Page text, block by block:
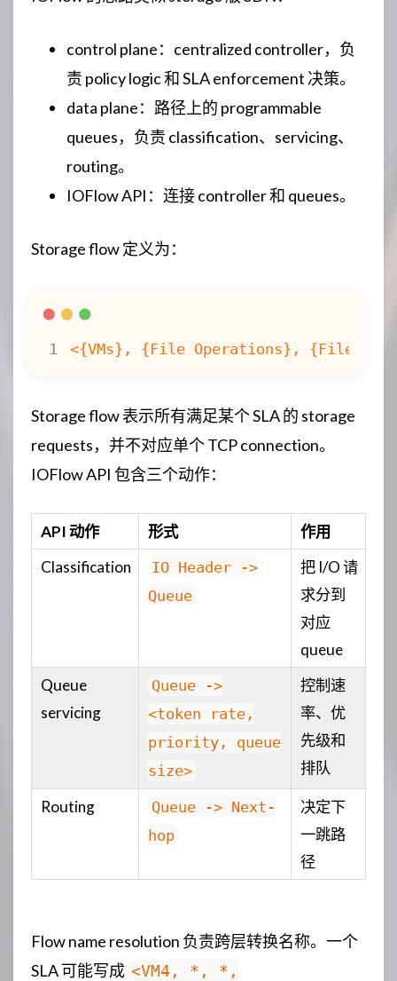
control plane：centralized controller，负
责 policy logic 和 SLA enforcement 决策。
data plane：路径上的 programmable
queues，负责 classification、servicing、
routing。
IOFlow API：连接 controller 和 queues。
Storage flow 定义为：
Storage flow 表示所有满足某个 SLA 的 storage
requests，并不对应单个 TCP connection。
IOFlow API 包含三个动作：
API 动作 形式
作用
Classification
IO Header ->
Queue
把 I/O 请
求分到
对应
queue
Queue
servicing
Queue ->
<token rate,
priority, queue
size>
控制速
率、优
先级和
排队
Routing
Queue -> Next-
hop
决定下
一跳路
径
Flow name resolution 负责跨层转换名称。一个
SLA 可能写成 <VM4, *, *,